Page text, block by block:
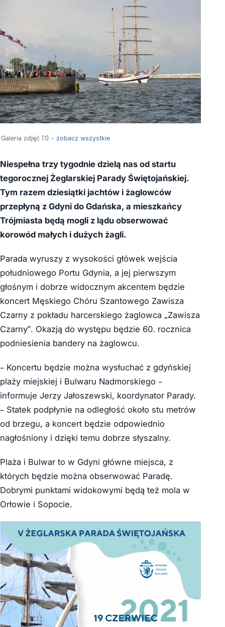
Galeria zdjęć (1) - zobacz wszystkie
Niespełna trzy tygodnie dzielą nas od startu
tegorocznej Żeglarskiej Parady Świętojańskiej.
Tym razem dziesiątki jachtów i żaglowców
przepłyną z Gdyni do Gdańska, a mieszkańcy
Trójmiasta będą mogli z lądu obserwować
korowód małych i dużych żagli.
Parada wyruszy z wysokości główek wejścia
południowego Portu Gdynia, a jej pierwszym
głośnym i dobrze widocznym akcentem będzie
koncert Męskiego Chóru Szantowego Zawisza
Czarny z pokładu harcerskiego żaglowca „Zawisza
Czarny”. Okazją do występu będzie 60. rocznica
podniesienia bandery na żaglowcu.
– Koncertu będzie można wysłuchać z gdyńskiej
plaży miejskiej i Bulwaru Nadmorskiego –
informuje Jerzy Jałoszewski, koordynator Parady.
– Statek podpłynie na odległość około stu metrów
od brzegu, a koncert będzie odpowiednio
nagłośniony i dzięki temu dobrze słyszalny.
Plaża i Bulwar to w Gdyni główne miejsca, z
których będzie można obserwować Paradę.
Dobrymi punktami widokowymi będą też mola w
Orłowie i Sopocie.